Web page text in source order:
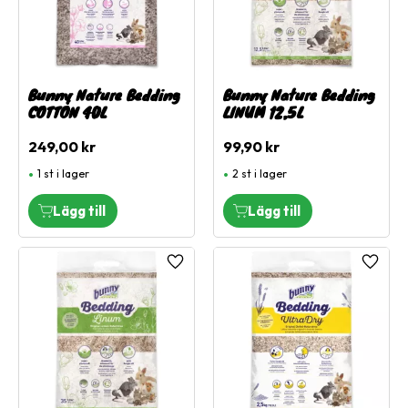
Bunny Nature Bedding
COTTON 40L
249,00 kr
1 st i lager
Bunny Nature Bedding
LINUM 12,5L
99,90 kr
2 st i lager
Lägg till i favoriter Lägg